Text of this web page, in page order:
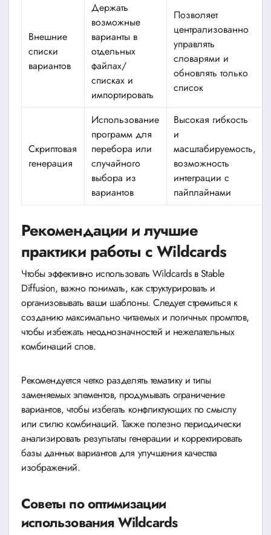
Внешние
списки
вариантов
Держать
возможные
варианты в
отдельных
файлах/
списках и
импортировать
Позволяет
централизованно
управлять
словарями и
обновлять только
список
Скриптовая
генерация
Использование
программ для
перебора или
случайного
выбора из
вариантов
Высокая гибкость
и
масштабируемость,
возможность
интеграции с
пайплайнами
Рекомендации и лучшие
практики работы с Wildcards
Чтобы эффективно использовать Wildcards в Stable
Diffusion, важно понимать, как структурировать и
организовывать ваши шаблоны. Следует стремиться к
созданию максимально читаемых и логичных промптов,
чтобы избежать неоднозначностей и нежелательных
комбинаций слов.
Рекомендуется четко разделять тематику и типы
заменяемых элементов, продумывать ограничение
вариантов, чтобы избегать конфликтующих по смыслу
или стилю комбинаций. Также полезно периодически
анализировать результаты генерации и корректировать
базы данных вариантов для улучшения качества
изображений.
Советы по оптимизации
использования Wildcards